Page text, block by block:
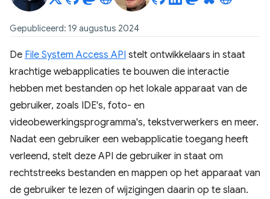
Gepubliceerd: 19 augustus 2024
De File System Access API stelt ontwikkelaars in staat
krachtige webapplicaties te bouwen die interactie
hebben met bestanden op het lokale apparaat van de
gebruiker, zoals IDE's, foto- en
videobewerkingsprogramma's, tekstverwerkers en meer.
Nadat een gebruiker een webapplicatie toegang heeft
verleend, stelt deze API de gebruiker in staat om
rechtstreeks bestanden en mappen op het apparaat van
de gebruiker te lezen of wijzigingen daarin op te slaan.